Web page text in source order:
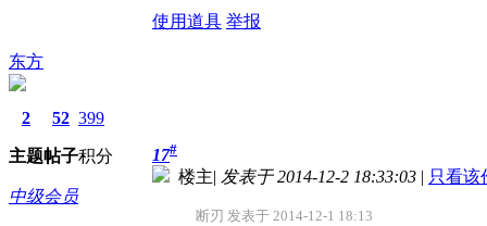
使用道具 举报
东方
2
主题
52
帖子
399
积分
中级会员
17#
楼主| 发表于 2014-12-2 18:33:03 | 只看该
断刃 发表于 2014-12-1 18:13